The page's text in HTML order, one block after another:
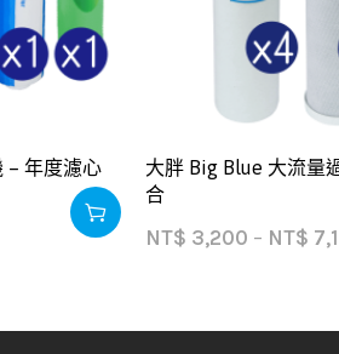
– 年度濾心
大胖 Big Blue 大流量
合
NT$ 3,200 – NT$